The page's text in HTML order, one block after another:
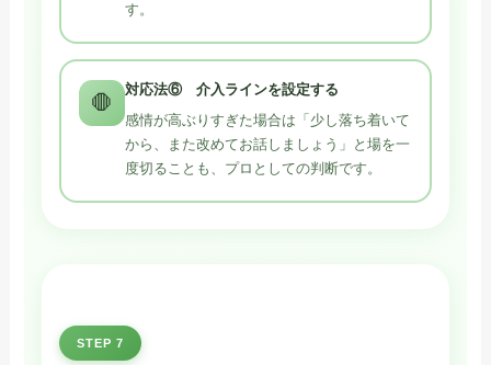
す。
🛑
対応法⑥ 介入ラインを設定する
感情が高ぶりすぎた場合は「少し落ち着いて
から、また改めてお話しましょう」と場を一
度切ることも、プロとしての判断です。
STEP 7